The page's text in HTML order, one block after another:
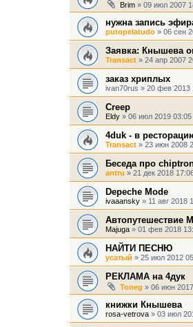
Brim » 09 июл 2007
нужна запись
putopelatudo » 06 сен
Заявка: Кнышева
Transact » 24 апр 2007
заказ хриплых
ivan70rus » 20 фев 2013
Creep
Eldy » 06 июл 2019 03:05
4duk - в
Transact » 23 июн 2008
Беседа про
antru » 21 дек 2018
Depeche Mode
ivaaansky » 11 авг 2018
Автопутешествие
Majuga » 01 фев 2018
НАЙТИ ПЕСНЮ
усатый » 25 июл 2012
РЕКЛАМА на 4дук
Toneg » 06 июн
книжки Кнышева
rosa-vetrova » 03 июл